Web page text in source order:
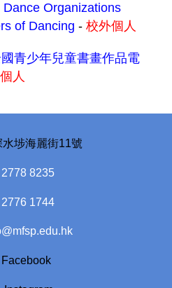
Organizations
of Dancing - 校外個人
青少年兒童書畫作品電
人
水埗海麗街11號
2778 8235
2776 1744
Facebook